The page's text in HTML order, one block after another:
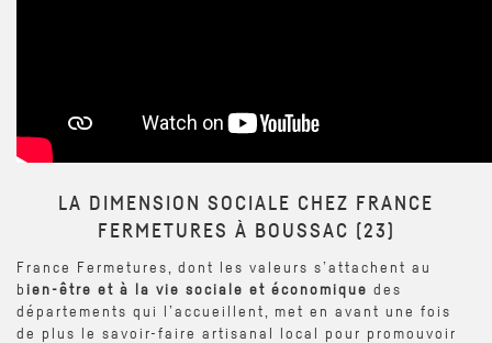
LA DIMENSION SOCIALE CHEZ FRANCE
FERMETURES À BOUSSAC (23)
France Fermetures, dont les valeurs s’attachent au
b ien-être et à la vie sociale et économique des
départements qui l’accueillent, met en avant une fois
de plus le savoir-faire artisanal local pour promouvoir